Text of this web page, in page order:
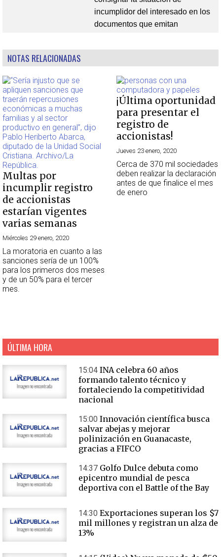
incumplidor del interesado en los
documentos que emitan
NOTAS RELACIONADAS
Multas por
incumplir registro
de accionistas
estarían vigentes
varias semanas
Miércoles 29 enero, 2020
La moratoria en cuanto a las
sanciones sería de un 100%
para los primeros dos meses
y de un 50% para el tercer
mes.
¡Última oportunidad
para presentar el
registro de
accionistas!
Jueves 23 enero, 2020
Cerca de 370 mil sociedades
deben realizar la declaración
antes de que finalice el mes
de enero
ÚLTIMA HORA
15:04 INA celebra 60 años
formando talento técnico y
fortaleciendo la competitividad
nacional
15:00 Innovación científica busca
salvar abejas y mejorar
polinización en Guanacaste,
gracias a FIFCO
14:37 Golfo Dulce debuta como
epicentro mundial de pesca
deportiva con el Battle of the Bay
14:30 Exportaciones superan los $7
mil millones y registran un alza de
13%